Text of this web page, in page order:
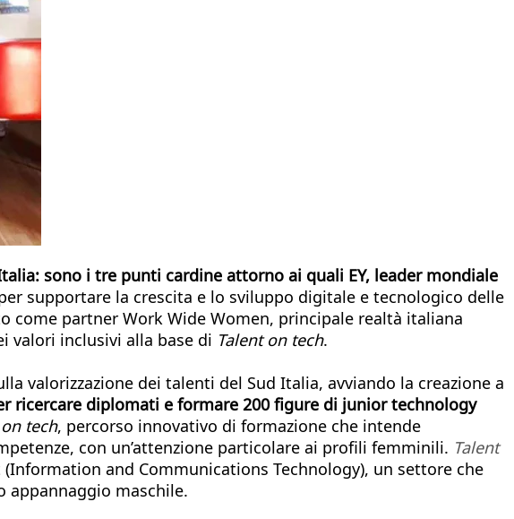
sono i tre punti cardine attorno ai quali EY, leader mondiale
supportare la crescita e lo sviluppo digitale e tecnologico delle
come partner Work Wide Women, principale realtà italiana
valori inclusivi alla base di Talent on tech.
valorizzazione dei talenti del Sud Italia, avviando la creazione a
ricercare diplomati e formare 200 figure di junior technology
tech, percorso innovativo di formazione che intende
con un’attenzione particolare ai profili femminili. Talent
and Communications Technology), un settore che
appannaggio maschile.